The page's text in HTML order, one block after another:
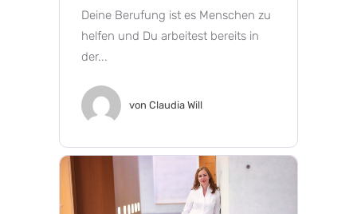
Deine Berufung ist es Menschen zu
helfen und Du arbeitest bereits in
der...
von Claudia Will